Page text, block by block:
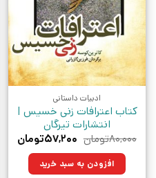
ادبیات داستانی
کتاب اعترافات زنی خسیس |
انتشارات تیرگان
۸۰,۰۰۰تومان قیمت
۸۰,۰۰۰تومان
بود.
۵۷,۲۰۰تومانقیمت
فعلی:
افزودن به سبد خرید